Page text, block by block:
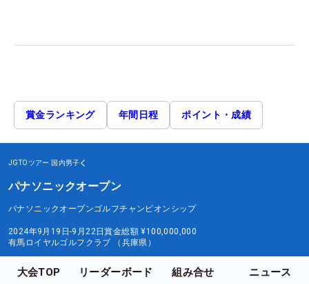
賞金ランキング 年間日程 ポイント・成績
JGTOツアー 国内男子
パナソニックオープン
パナソニックオープンゴルフチャンピオンシップ
2024年9月19日-9月22日賞金総額 ¥100,000,000
有馬ロイヤルゴルフクラブ （兵庫県）
大会TOP リーダーボード 組み合せ ニュース